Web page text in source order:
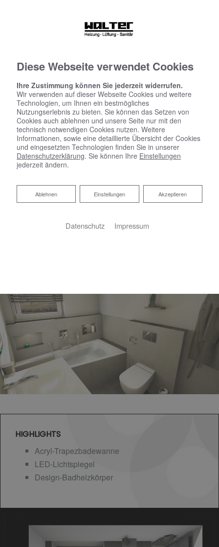
Badinspiration & Musterbäder
HIGHLIGHTS
Acryl-Trapezbadewanne
LED-Lichtspiegel
Design-Badheizkörper
Diese Webseite verwendet Cookies
Ihre Zustimmung können Sie jederzeit widerrufen.
Wir verwenden auf dieser Webseite Cookies und weitere
Technologien, um Ihnen ein bestmögliches
Nutzungserlebnis zu bieten. Sie können das Setzen von
Cookies auch ablehnen und unsere Seite nur mit den
technisch notwendigen Cookies nutzen. Weitere
Informationen, sowie eine detaillierte Übersicht der Cookies
und eingesetzten Technologien finden Sie in unserer
Datenschutzerklärung. Sie können Ihre Einstellungen
jederzeit ändern.
Akzeptieren
Einstellungen
Ablehnen
Ablehnen
Datenschutz Impressum